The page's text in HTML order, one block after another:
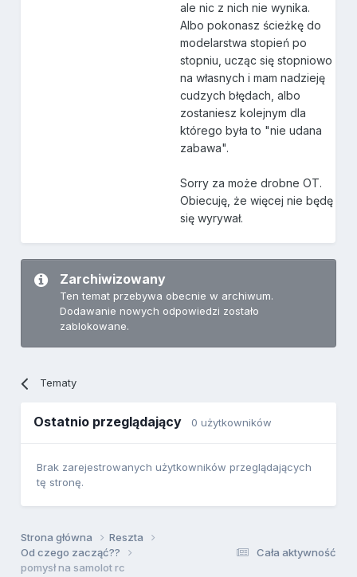
ale nic z nich nie wynika.
Albo pokonasz ścieżkę do
modelarstwa stopień po
stopniu, ucząc się stopniowo
na własnych i mam nadzieję
cudzych błędach, albo
zostaniesz kolejnym dla
którego była to "nie udana
zabawa".
Sorry za może drobne OT.
Obiecuję, że więcej nie będę
się wyrywał.
Zarchiwizowany
Ten temat przebywa obecnie w archiwum.
Dodawanie nowych odpowiedzi zostało
zablokowane.
Tematy
Ostatnio przeglądający 0 użytkowników
Brak zarejestrowanych użytkowników przeglądających
tę stronę.
Cała aktywność
Strona główna
Reszta
Od czego zacząć??
pomysł na samolot rc